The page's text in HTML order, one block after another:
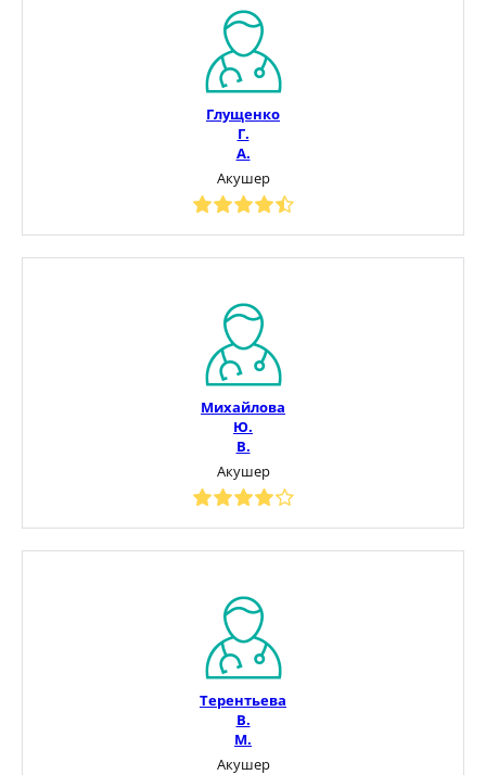
Глущенко
Г.
А.
Акушер
Михайлова
Ю.
В.
Акушер
Терентьева
В.
М.
Акушер